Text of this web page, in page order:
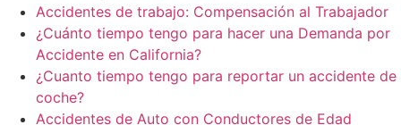
Accidentes de trabajo: Compensación al Trabajador
¿Cuánto tiempo tengo para hacer una Demanda por
Accidente en California?
¿Cuanto tiempo tengo para reportar un accidente de
coche?
Accidentes de Auto con Conductores de Edad